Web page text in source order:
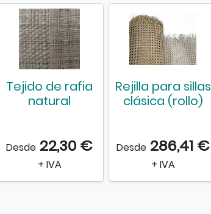
Tejido de rafia
natural
Desde 22,30 €
+ IVA
Rejilla para sillas
clásica (rollo)
Desde 286,41 €
+ IVA